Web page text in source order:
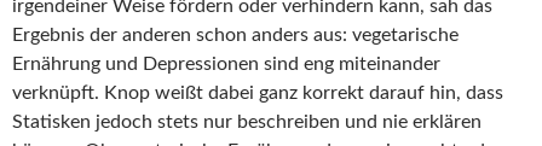
irgendeiner Weise fördern oder verhindern kann, sah das
Ergebnis der anderen schon anders aus: vegetarische
Ernährung und Depressionen sind eng miteinander
verknüpft. Knop weißt dabei ganz korrekt darauf hin, dass
Statisken jedoch stets nur beschreiben und nie erklären